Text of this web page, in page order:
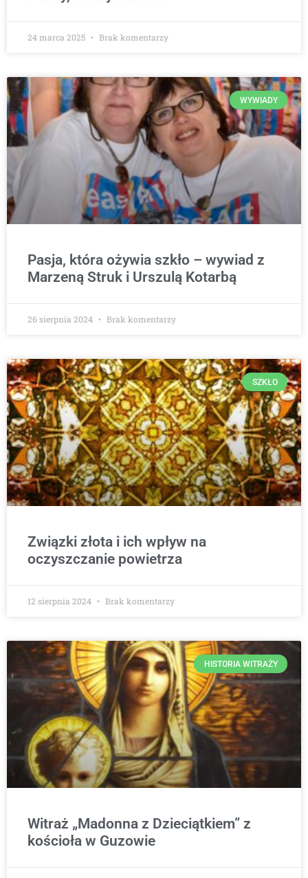
24 marca 2025 Brak komentarzy
WYWIADY
Pasja, która ożywia szkło – wywiad z
Marzeną Struk i Urszulą Kotarbą
26 sierpnia 2024 Brak komentarzy
SZKŁO
Związki złota i ich wpływ na
oczyszczanie powietrza
12 sierpnia 2024 Brak komentarzy
HISTORIA WITRAŻY
Witraż „Madonna z Dzieciątkiem” z
kościoła w Guzowie